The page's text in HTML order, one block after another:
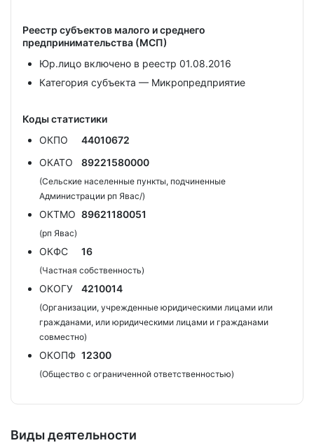
Реестр субъектов малого и среднего
предпринимательства (МСП)
Юр.лицо включено в реестр 01.08.2016
Категория субъекта — Микропредприятие
Коды статистики
ОКПО
44010672
ОКАТО
89221580000
(Сельские населенные пункты, подчиненные
Администрации рп Явас/)
ОКТМО 89621180051
(рп Явас)
ОКФС 16
(Частная собственность)
ОКОГУ 4210014
(Организации, учрежденные юридическими лицами или
гражданами, или юридическими лицами и гражданами
совместно)
ОКОПФ 12300
(Общество с ограниченной ответственностью)
Виды деятельности